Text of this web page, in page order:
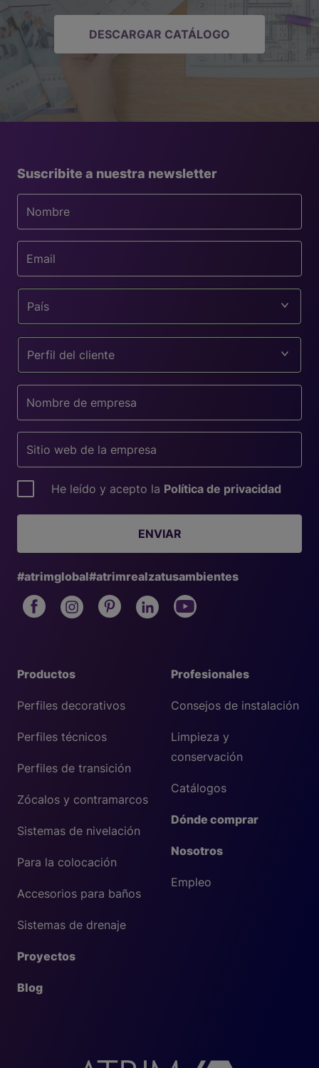
DESCARGAR CATÁLOGO
Profesionales
Consejos de instalación
Limpieza y
conservación
Catálogos
Dónde comprar
Nosotros
Empleo
Productos
Perfiles decorativos
Perfiles técnicos
Perfiles de transición
Zócalos y contramarcos
Sistemas de nivelación
Para la colocación
Accesorios para baños
Sistemas de drenaje
Proyectos
Blog
Suscribite a nuestra newsletter
País
Perfil del cliente
He leído y acepto la Política de privacidad
ENVIAR
#atrimglobal#atrimrealzatusambientes